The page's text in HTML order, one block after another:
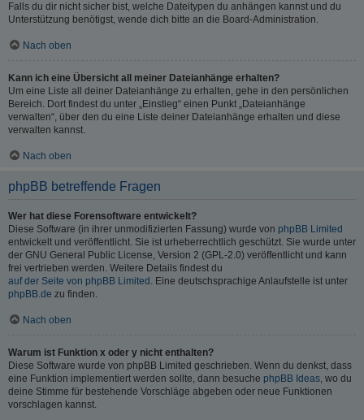
Falls du dir nicht sicher bist, welche Dateitypen du anhängen kannst und du
Unterstützung benötigst, wende dich bitte an die Board-Administration.
Nach oben
Kann ich eine Übersicht all meiner Dateianhänge erhalten?
Um eine Liste all deiner Dateianhänge zu erhalten, gehe in den persönlichen
Bereich. Dort findest du unter „Einstieg“ einen Punkt „Dateianhänge
verwalten“, über den du eine Liste deiner Dateianhänge erhalten und diese
verwalten kannst.
Nach oben
phpBB betreffende Fragen
Wer hat diese Forensoftware entwickelt?
Diese Software (in ihrer unmodifizierten Fassung) wurde von phpBB Limited
entwickelt und veröffentlicht. Sie ist urheberrechtlich geschützt. Sie wurde unter
der GNU General Public License, Version 2 (GPL-2.0) veröffentlicht und kann
frei vertrieben werden. Weitere Details findest du
auf der Seite von phpBB Limited . Eine deutschsprachige Anlaufstelle ist unter
phpBB.de zu finden.
Nach oben
Warum ist Funktion x oder y nicht enthalten?
Diese Software wurde von phpBB Limited geschrieben. Wenn du denkst, dass
eine Funktion implementiert werden sollte, dann besuche phpBB Ideas, wo du
deine Stimme für bestehende Vorschläge abgeben oder neue Funktionen
vorschlagen kannst.